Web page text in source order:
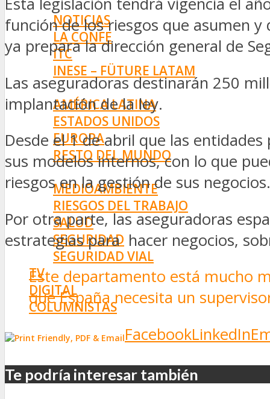
NOTICIAS
LA CONFE
ITC
INESE – FÜTURE LATAM
INTERNACIONALES
AMÉRICA LATINA
ESTADOS UNIDOS
EUROPA
RESTO DEL MUNDO
PREVENCIÓN
MEDIOAMBIENTE
RIESGOS DEL TRABAJO
SALUD
SEGURIDAD
SEGURIDAD VIAL
TV
DIGITAL
COLUMNISTAS
función de los riesgos que asumen
ya prepara la dirección general de
Las aseguradoras destinarán 250
implantación de la ley.
Desde el 1 de abril que las
sus modelos internos, con lo que
riesgos en la gestión de sus negocios.
Por otra parte, las aseguradoras
estrategias para hacer negocios,
Este departamento está mucho
que España necesita un
FacebookLinkedIn
Te podría interesar también